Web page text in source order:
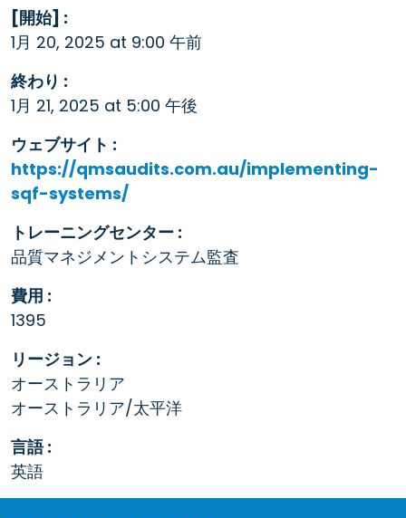
[開始] :
1月 20, 2025 at 9:00 午前
終わり :
1月 21, 2025 at 5:00 午後
ウェブサイト :
https://qmsaudits.com.au/implementing-
sqf-systems/
トレーニングセンター :
品質マネジメントシステム監査
費用 :
1395
リージョン :
オーストラリア
オーストラリア/太平洋
言語 :
英語